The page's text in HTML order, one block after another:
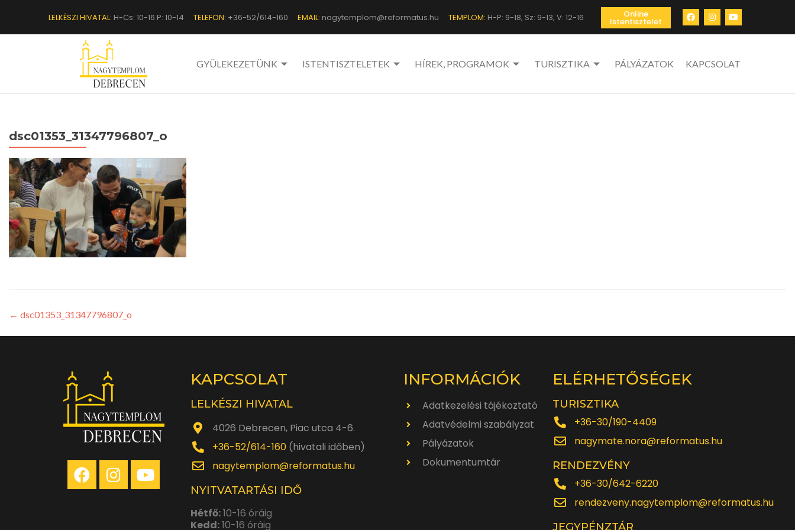
LELKÉSZI HIVATAL: H-Cs: 10-16 P: 10-14 TELEFON: +36-52/614-160 EMAIL: nagytemplom@reformatus.hu TEMPLOM: H-P: 9-18, Sz: 9-13, V: 12-16 Online
Istentisztelet
GYÜLEKEZETÜNK ISTENTISZTELETEK HÍREK, PROGRAMOK TURISZTIKA PÁLYÁZATOK KAPCSOLAT
dsc01353_31347796807_o
← dsc01353_31347796807_o
KAPCSOLAT
LELKÉSZI HIVATAL
4026 Debrecen, Piac utca 4-6.
+36-52/614-160 (hivatali időben)
nagytemplom@reformatus.hu
NYITVATARTÁSI IDŐ
Hétfő:10-16 óráig
Kedd:10-16 óráig
INFORMÁCIÓK
Adatkezelési tájékoztató
Adatvédelmi szabályzat
Pályázatok
Dokumentumtár
ELÉRHETŐSÉGEK
TURISZTIKA
+36-30/190-4409
nagymate.nora@reformatus.hu
RENDEZVÉNY
+36-30/642-6220
rendezveny.nagytemplom@reformatus.hu
JEGYPÉNZTÁR